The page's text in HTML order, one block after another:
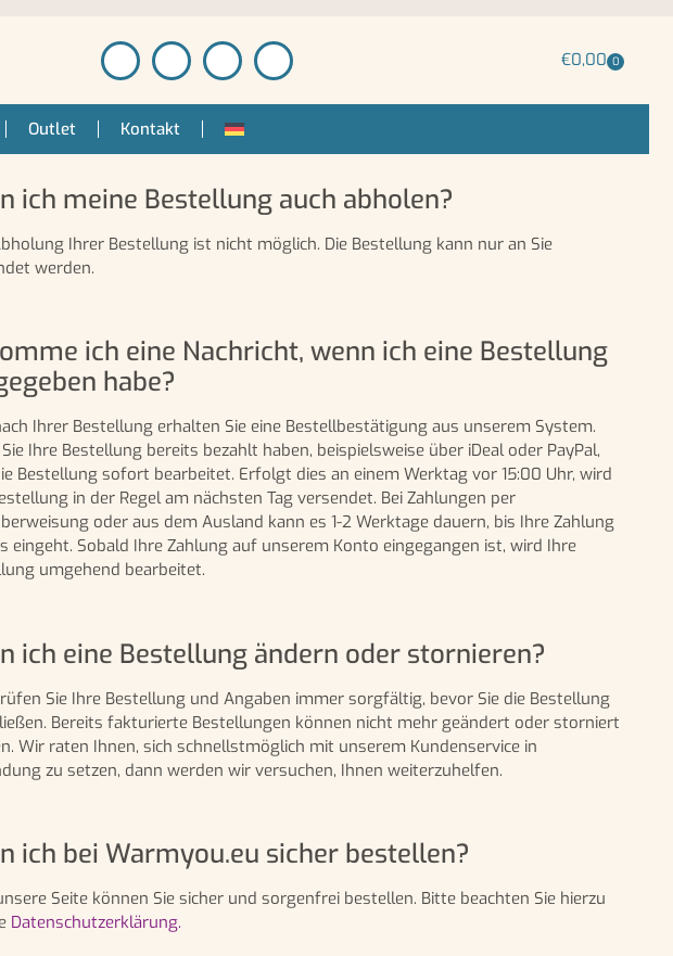
€0,00 0
Outlet Kontakt
ich meine Bestellung auch abholen?
Ihrer Bestellung ist nicht möglich. Die Bestellung kann nur an Sie
werden.
ich eine Nachricht, wenn ich eine Bestellung
habe?
Ihrer Bestellung erhalten Sie eine Bestellbestätigung aus unserem System.
Ihre Bestellung bereits bezahlt haben, beispielsweise über iDeal oder PayPal,
Bestellung sofort bearbeitet. Erfolgt dies an einem Werktag vor 15:00 Uhr, wird
in der Regel am nächsten Tag versendet. Bei Zahlungen per
oder aus dem Ausland kann es 1-2 Werktage dauern, bis Ihre Zahlung
eingeht. Sobald Ihre Zahlung auf unserem Konto eingegangen ist, wird Ihre
umgehend bearbeitet.
ich eine Bestellung ändern oder stornieren?
Sie Ihre Bestellung und Angaben immer sorgfältig, bevor Sie die Bestellung
Bereits fakturierte Bestellungen können nicht mehr geändert oder storniert
Wir raten Ihnen, sich schnellstmöglich mit unserem Kundenservice in
zu setzen, dann werden wir versuchen, Ihnen weiterzuhelfen.
ich bei Warmyou.eu sicher bestellen?
Seite können Sie sicher und sorgenfrei bestellen. Bitte beachten Sie hierzu
Datenschutzerklärung.